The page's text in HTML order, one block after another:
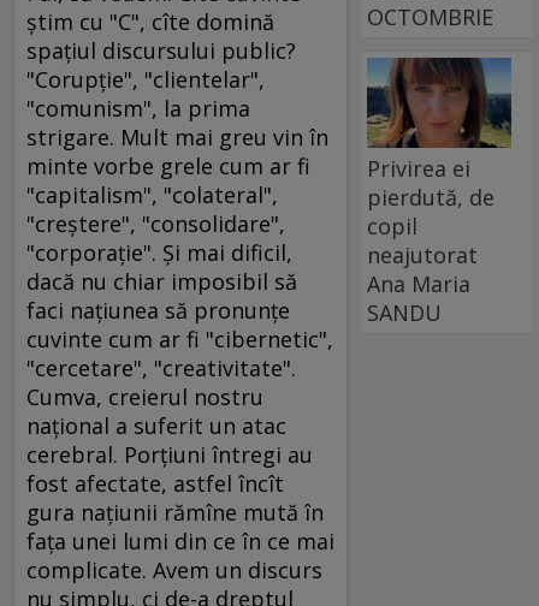
ştim cu "C", cîte domină
spaţiul discursului public?
"Corupţie", "clientelar",
"comunism", la prima
strigare. Mult mai greu vin în
minte vorbe grele cum ar fi
"capitalism", "colateral",
"creştere", "consolidare",
"corporaţie". Şi mai dificil,
dacă nu chiar imposibil să
faci naţiunea să pronunţe
cuvinte cum ar fi "cibernetic",
"cercetare", "creativitate".
Cumva, creierul nostru
naţional a suferit un atac
cerebral. Porţiuni întregi au
fost afectate, astfel încît
gura naţiunii rămîne mută în
faţa unei lumi din ce în ce mai
complicate. Avem un discurs
nu simplu, ci de-a dreptul
OCTOMBRIE
Privirea ei
pierdută, de
copil
neajutorat
Ana Maria
SANDU